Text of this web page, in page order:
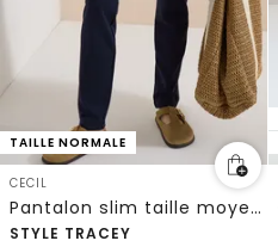
TAILLE NORMALE
CECIL
Pantalon slim taille moyenne style décontracté
STYLE TRACEY